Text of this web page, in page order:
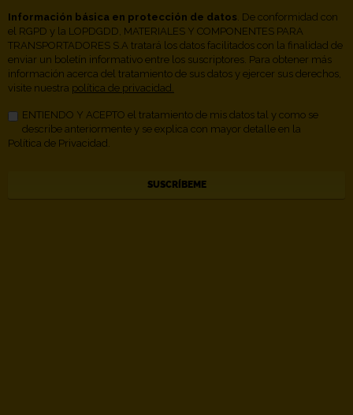
Información básica en protección de datos . De conformidad con
el RGPD y la LOPDGDD, MATERIALES Y COMPONENTES PARA
TRANSPORTADORES S.A tratará los datos facilitados con la finalidad de
enviar un boletín informativo entre los suscriptores. Para obtener más
información acerca del tratamiento de sus datos y ejercer sus derechos,
visite nuestra política de privacidad.
ENTIENDO Y ACEPTO el tratamiento de mis datos tal y como se
describe anteriormente y se explica con mayor detalle en la
Política de Privacidad.